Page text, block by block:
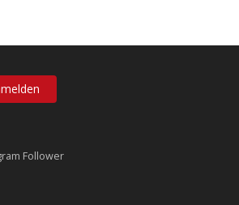
Follower